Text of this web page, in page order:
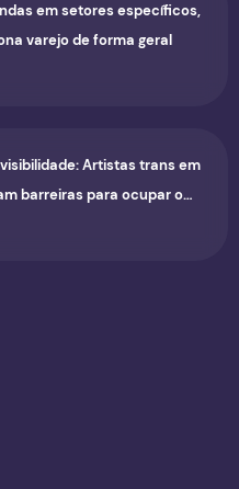
em setores específicos,
varejo de forma geral
Artistas trans em
barreiras para ocupar o